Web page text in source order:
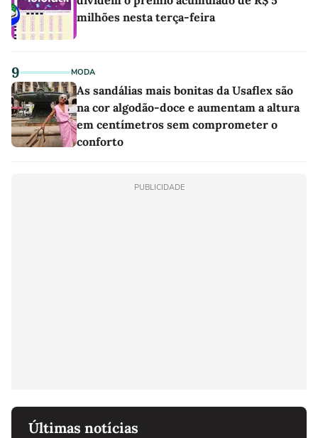
milhões nesta terça-feira
9 MODA
As sandálias mais bonitas da Usaflex são
na cor algodão-doce e aumentam a altura
em centímetros sem comprometer o
conforto
PUBLICIDADE
Últimas notícias